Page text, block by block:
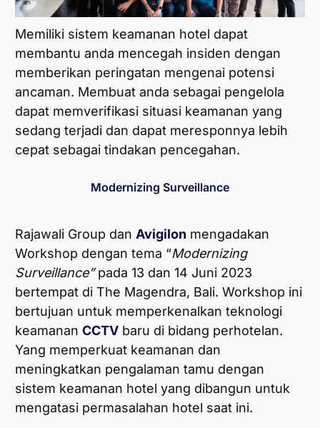
Memiliki sistem keamanan hotel dapat
membantu anda mencegah insiden dengan
memberikan peringatan mengenai potensi
ancaman. Membuat anda sebagai pengelola
dapat memverifikasi situasi keamanan yang
sedang terjadi dan dapat meresponnya lebih
cepat sebagai tindakan pencegahan.
Modernizing Surveillance
Rajawali Group dan Avigilon mengadakan
Workshop dengan tema “Modernizing
Surveillance”pada 13 dan 14 Juni 2023
bertempat di The Magendra, Bali. Workshop ini
bertujuan untuk memperkenalkan teknologi
keamanan CCTV baru di bidang perhotelan.
Yang memperkuat keamanan dan
meningkatkan pengalaman tamu dengan
sistem keamanan hotel yang dibangun untuk
mengatasi permasalahan hotel saat ini.